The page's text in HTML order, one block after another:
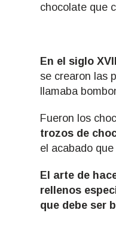
chocolate que
En el siglo
se crearon las
llamaba
Fueron los
trozos de
el acabado
El arte de
rellenos
que debe ser